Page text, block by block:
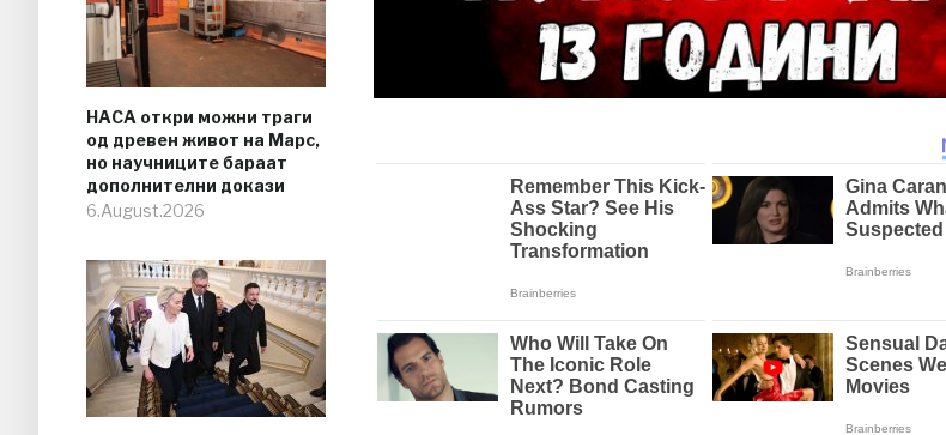
НАСА откри можни траги
од древен живот на Марс,
но научниците бараат
дополнителни докази
6.August.2026